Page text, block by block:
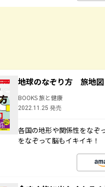
地球のなぞり方 旅地
BOOKS 旅と健康
2022.11.25 発売
各国の地形や関係性をなぞ
をなぞって脳もイキイキ！